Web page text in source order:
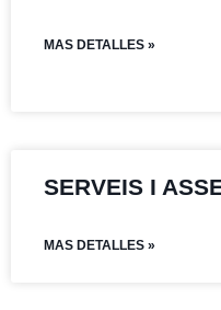
MAS DETALLES »
SERVEIS I
MAS DETALLES »